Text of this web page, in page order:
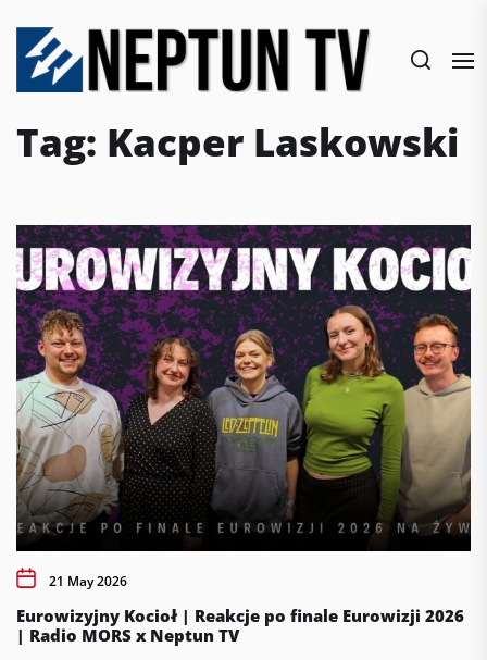
content
Tag: Kacper Laskowski
21 May 2026
Eurowizyjny Kocioł | Reakcje po finale Eurowizji 2026
| Radio MORS x Neptun TV